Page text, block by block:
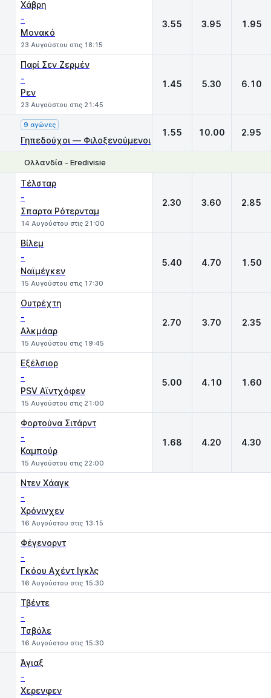
Χάβρη
-
Μονακό
23 Αυγούστου στις 18:15
3.55 3.95 1.95
Παρί Σεν Ζερμέν
-
Ρεν
23 Αυγούστου στις 21:45
1.45 5.30 6.10
9 αγώνες
Γηπεδούχοι — Φιλοξενούμενοι
1.55 10.00 2.95
Ολλανδία - Eredivisie
Τέλσταρ
-
Σπαρτα Ρότερνταμ
14 Αυγούστου στις 21:00
2.30 3.60 2.85
Βίλεμ
-
Ναϊμέγκεν
15 Αυγούστου στις 17:30
5.40 4.70 1.50
Ουτρέχτη
-
Αλκμάαρ
15 Αυγούστου στις 19:45
2.70 3.70 2.35
Εξέλσιορ
-
PSV Αϊντχόφεν
15 Αυγούστου στις 21:00
5.00 4.10 1.60
Φορτούνα Σιτάρντ
-
Καμπούρ
15 Αυγούστου στις 22:00
1.68 4.20 4.30
Ντεν Χάαγκ
-
Χρόνινχεν
16 Αυγούστου στις 13:15
Φέγενορντ
-
Γκόου Aχέντ Ιγκλς
16 Αυγούστου στις 15:30
Τβέντε
-
Τσβόλε
16 Αυγούστου στις 15:30
Άγιαξ
-
Χερενφεν